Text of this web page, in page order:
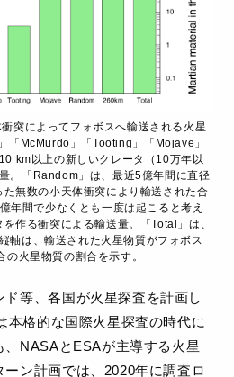
突によってフォボスへ輸送される火星
「McMurdo」「Tooting」「Mojave」
km以上の新しいクレータ（10万年以
。「Random」は、最近5億年間に直径
無数の小天体衝突により輸送された合
年間で少なくとも一度は起こると考え
作る衝突による輸送量。「Total」は、
軸は、輸送された火星物質がフォボス
火星物質の割合を示す。
等、各国が火星探査を計画し
本格的な国際火星探査の時代に
、NASAとESAが主導する火星
ン計画では、2020年に調査ロ